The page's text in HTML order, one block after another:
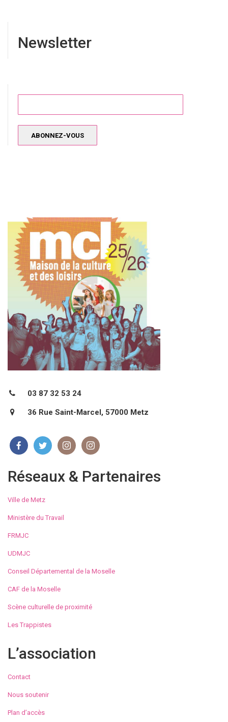
Newsletter
03 87 32 53 24
36 Rue Saint-Marcel, 57000 Metz
Réseaux & Partenaires
Ville de Metz
Ministère du Travail
FRMJC
UDMJC
Conseil Départemental de la Moselle
CAF de la Moselle
Scène culturelle de proximité
Les Trappistes
L’association
Contact
Nous soutenir
Plan d’accès